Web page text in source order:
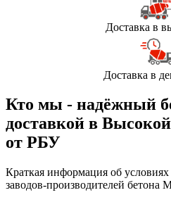
Доставка в
Доставка в
Кто мы - надёжный
доставкой в
от РБУ
Краткая информация об
заводов-производителей бетона